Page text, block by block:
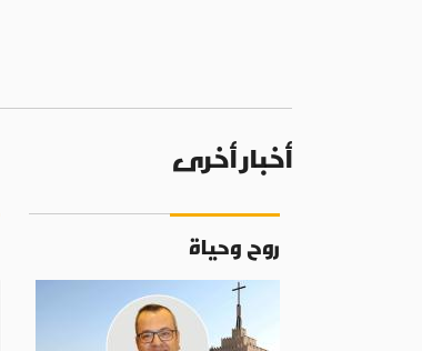
أخبار أخرى
روح وحياة